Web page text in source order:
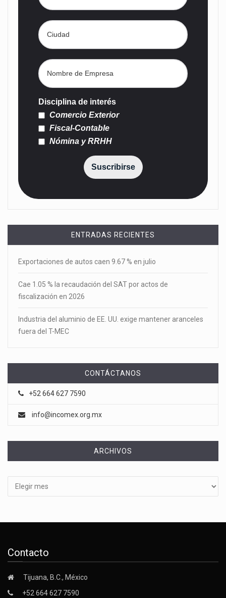
Disciplina de interés
Comercio Exterior
Fiscal-Contable
Nómina y RRHH
Suscribirse
ENTRADAS RECIENTES
Exportaciones de autos caen 9.67 % en julio
Cae 1.05 % la recaudación del SAT por actos de
fiscalización en 2026
Industria del aluminio de EE. UU. exige mantener aranceles
fuera del T-MEC
CONTÁCTANOS
+52 664 627 7590
info@incomex.org.mx
ARCHIVOS
Contacto
Tijuana, B.C., México
+52 664 627 7590